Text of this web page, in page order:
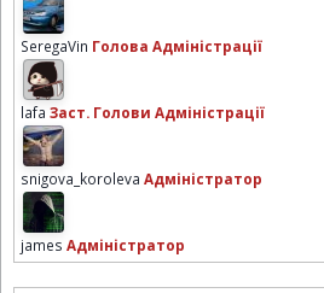
SeregaVin Голова Адміністрації
lafa Заст. Голови Адміністрації
snigova_koroleva Адміністратор
james Адміністратор